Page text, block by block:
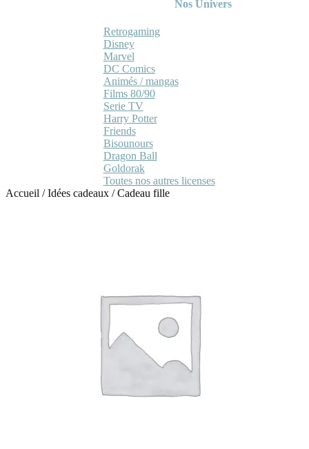
Nos Univers
Retrogaming
Disney
Marvel
DC Comics
Animés / mangas
Films 80/90
Serie TV
Harry Potter
Friends
Bisounours
Dragon Ball
Goldorak
Toutes nos autres licenses
Accueil /Idées cadeaux /Cadeau fille